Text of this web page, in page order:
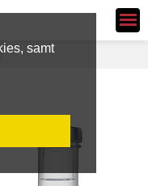
samt